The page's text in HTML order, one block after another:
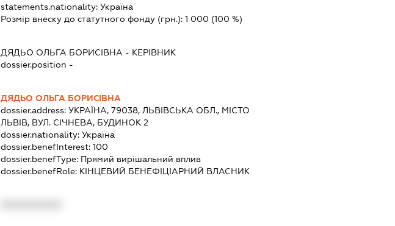
statements.nationality: Україна
Розмір внеску до статутного фонду (грн.): 1 000 (100 %)
ДЯДЬО ОЛЬГА БОРИСІВНА - КЕРІВНИК
dossier.position -
ДЯДЬО ОЛЬГА БОРИСІВНА
dossier.address: УКРАЇНА, 79038, ЛЬВІВСЬКА ОБЛ., МІСТО
ЛЬВІВ, ВУЛ. СІЧНЕВА, БУДИНОК 2
dossier.nationality: Україна
dossier.benefInterest: 100
dossier.benefType: Прямий вирішальний вплив
dossier.benefRole: КІНЦЕВИЙ БЕНЕФІЦІАРНИЙ ВЛАСНИК